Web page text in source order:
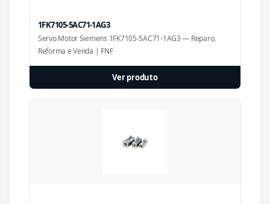
1FK7105-5AC71-1AG3
Servo Motor Siemens 1FK7105-5AC71-1AG3 — Reparo,
Reforma e Venda | FNF
Ver produto